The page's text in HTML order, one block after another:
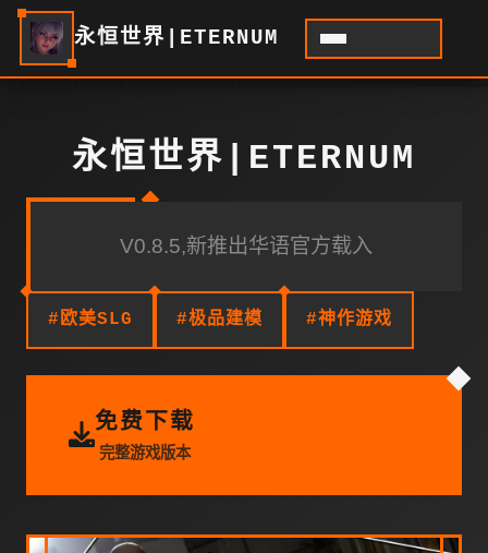
永恒世界|ETERNUM
永恒世界|ETERNUM
V0.8.5,新推出华语官方载入
#欧美SLG #极品建模 #神作游戏
免费下载
完整游戏版本